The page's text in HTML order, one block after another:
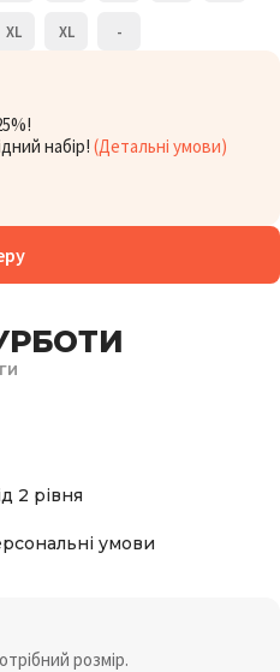
XL XL -
набір! (Детальні умови)
2 рівня
умови
розмір.